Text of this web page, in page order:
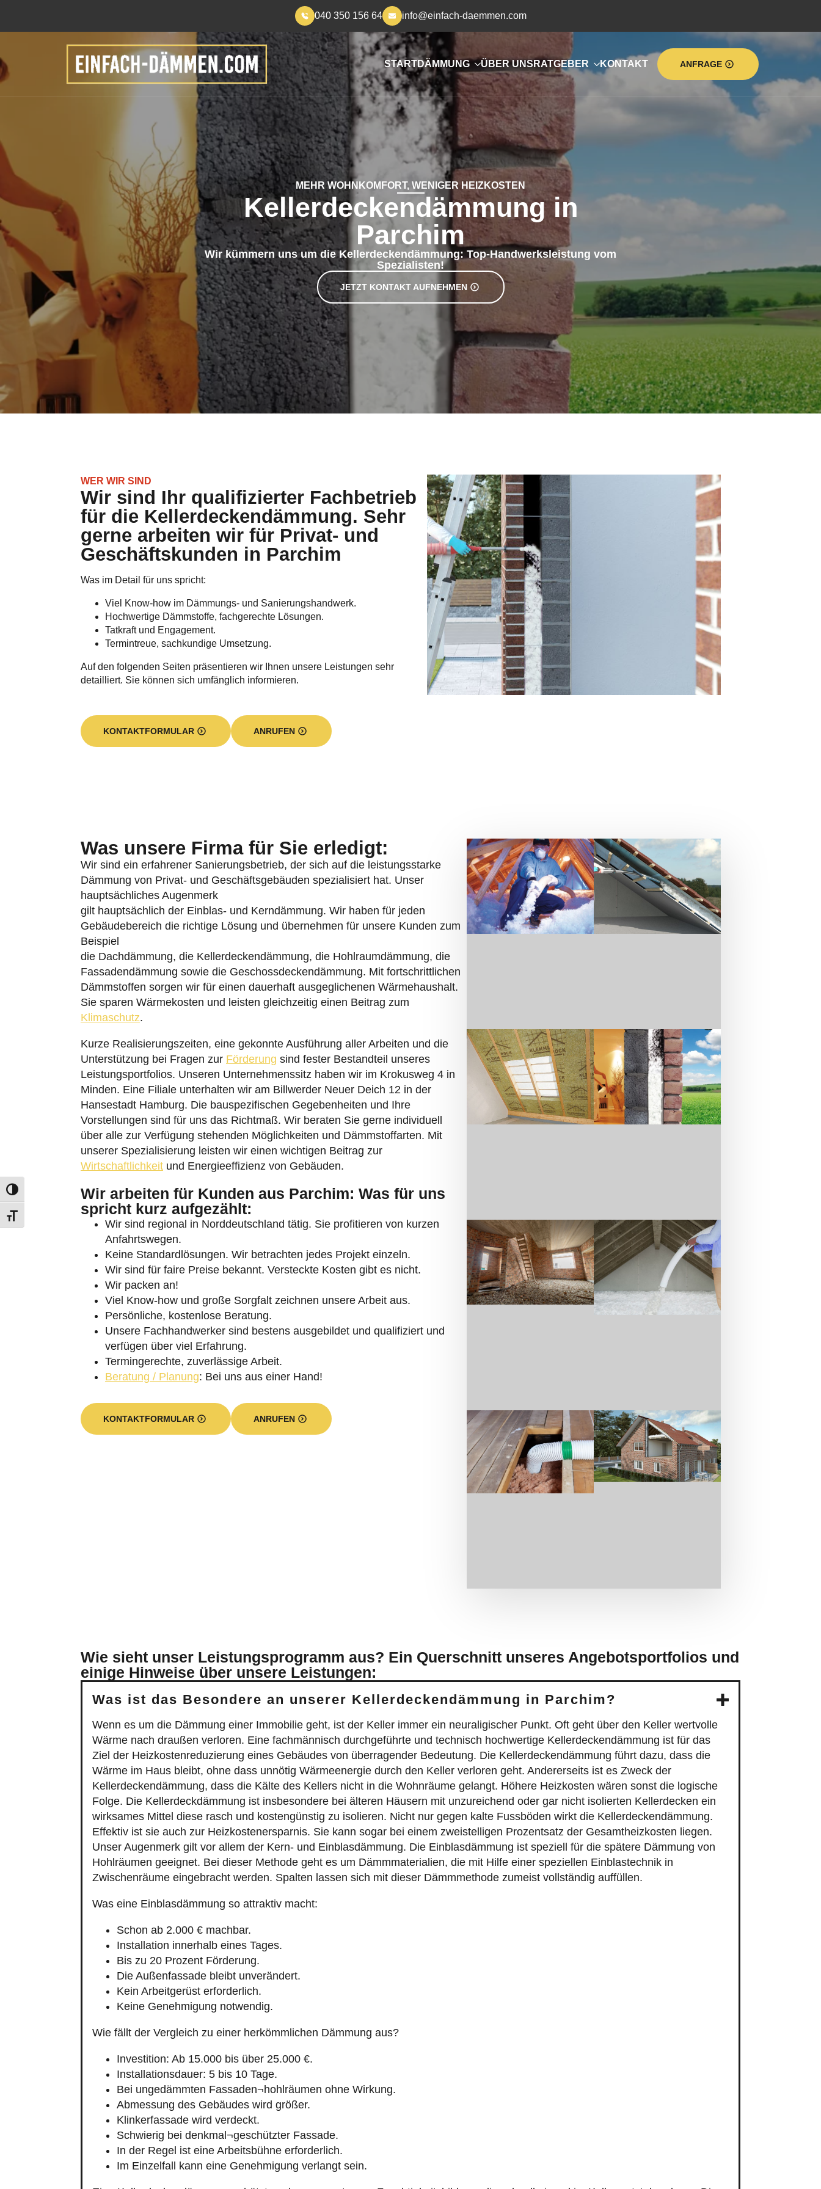
Umschalten auf hohe Kontraste
Schrift vergrößern
040 350 156 64 info@einfach-daemmen.com
STARTDÄMMUNG ÜBER UNSRATGEBER KONTAKT ANFRAGE
MEHR WOHNKOMFORT, WENIGER HEIZKOSTEN
Kellerdeckendämmung in
Parchim
Wir kümmern uns um die Kellerdeckendämmung: Top-Handwerksleistung vom
Spezialisten!
JETZT KONTAKT AUFNEHMEN
WER WIR SIND
Wir sind Ihr qualifizierter Fachbetrieb
für die Kellerdeckendämmung. Sehr
gerne arbeiten wir für Privat- und
Geschäftskunden in Parchim
Was im Detail für uns spricht:
Viel Know-how im Dämmungs- und Sanierungshandwerk.
Hochwertige Dämmstoffe, fachgerechte Lösungen.
Tatkraft und Engagement.
Termintreue, sachkundige Umsetzung.
Auf den folgenden Seiten präsentieren wir Ihnen unsere Leistungen sehr
detailliert. Sie können sich umfänglich informieren.
KONTAKTFORMULAR ANRUFEN
Was unsere Firma für Sie erledigt:
Wir sind ein erfahrener Sanierungsbetrieb, der sich auf die leistungsstarke
Dämmung von Privat- und Geschäftsgebäuden spezialisiert hat. Unser
hauptsächliches Augenmerk
gilt hauptsächlich der Einblas- und Kerndämmung. Wir haben für jeden
Gebäudebereich die richtige Lösung und übernehmen für unsere Kunden zum
Beispiel
die Dachdämmung, die Kellerdeckendämmung, die Hohlraumdämmung, die
Fassadendämmung sowie die Geschossdeckendämmung. Mit fortschrittlichen
Dämmstoffen sorgen wir für einen dauerhaft ausgeglichenen Wärmehaushalt.
Sie sparen Wärmekosten und leisten gleichzeitig einen Beitrag zum
Klimaschutz.
Kurze Realisierungszeiten, eine gekonnte Ausführung aller Arbeiten und die
Unterstützung bei Fragen zur Förderung sind fester Bestandteil unseres
Leistungsportfolios. Unseren Unternehmenssitz haben wir im Krokusweg 4 in
Minden. Eine Filiale unterhalten wir am Billwerder Neuer Deich 12 in der
Hansestadt Hamburg. Die bauspezifischen Gegebenheiten und Ihre
Vorstellungen sind für uns das Richtmaß. Wir beraten Sie gerne individuell
über alle zur Verfügung stehenden Möglichkeiten und Dämmstoffarten. Mit
unserer Spezialisierung leisten wir einen wichtigen Beitrag zur
Wirtschaftlichkeit und Energieeffizienz von Gebäuden.
Wir arbeiten für Kunden aus Parchim: Was für uns
spricht kurz aufgezählt:
Wir sind regional in Norddeutschland tätig. Sie profitieren von kurzen
Anfahrtswegen.
Keine Standardlösungen. Wir betrachten jedes Projekt einzeln.
Wir sind für faire Preise bekannt. Versteckte Kosten gibt es nicht.
Wir packen an!
Viel Know-how und große Sorgfalt zeichnen unsere Arbeit aus.
Persönliche, kostenlose Beratung.
Unsere Fachhandwerker sind bestens ausgebildet und qualifiziert und
verfügen über viel Erfahrung.
Termingerechte, zuverlässige Arbeit.
Beratung / Planung: Bei uns aus einer Hand!
KONTAKTFORMULAR ANRUFEN
Wie sieht unser Leistungsprogramm aus? Ein Querschnitt unseres Angebotsportfolios und
einige Hinweise über unsere Leistungen:
Was ist das Besondere an unserer Kellerdeckendämmung in Parchim?
Wenn es um die Dämmung einer Immobilie geht, ist der Keller immer ein neuraligischer Punkt. Oft geht über den Keller wertvolle
Wärme nach draußen verloren. Eine fachmännisch durchgeführte und technisch hochwertige Kellerdeckendämmung ist für das
Ziel der Heizkostenreduzierung eines Gebäudes von überragender Bedeutung. Die Kellerdeckendämmung führt dazu, dass die
Wärme im Haus bleibt, ohne dass unnötig Wärmeenergie durch den Keller verloren geht. Andererseits ist es Zweck der
Kellerdeckendämmung, dass die Kälte des Kellers nicht in die Wohnräume gelangt. Höhere Heizkosten wären sonst die logische
Folge. Die Kellerdeckdämmung ist insbesondere bei älteren Häusern mit unzureichend oder gar nicht isolierten Kellerdecken ein
wirksames Mittel diese rasch und kostengünstig zu isolieren. Nicht nur gegen kalte Fussböden wirkt die Kellerdeckendämmung.
Effektiv ist sie auch zur Heizkostenersparnis. Sie kann sogar bei einem zweistelligen Prozentsatz der Gesamtheizkosten liegen.
Unser Augenmerk gilt vor allem der Kern- und Einblasdämmung. Die Einblasdämmung ist speziell für die spätere Dämmung von
Hohlräumen geeignet. Bei dieser Methode geht es um Dämmmaterialien, die mit Hilfe einer speziellen Einblastechnik in
Zwischenräume eingebracht werden. Spalten lassen sich mit dieser Dämmmethode zumeist vollständig auffüllen.
Was eine Einblasdämmung so attraktiv macht:
Schon ab 2.000 € machbar.
Installation innerhalb eines Tages.
Bis zu 20 Prozent Förderung.
Die Außenfassade bleibt unverändert.
Kein Arbeitgerüst erforderlich.
Keine Genehmigung notwendig.
Wie fällt der Vergleich zu einer herkömmlichen Dämmung aus?
Investition: Ab 15.000 bis über 25.000 €.
Installationsdauer: 5 bis 10 Tage.
Bei ungedämmten Fassaden¬hohlräumen ohne Wirkung.
Abmessung des Gebäudes wird größer.
Klinkerfassade wird verdeckt.
Schwierig bei denkmal¬geschützter Fassade.
In der Regel ist eine Arbeitsbühne erforderlich.
Im Einzelfall kann eine Genehmigung verlangt sein.